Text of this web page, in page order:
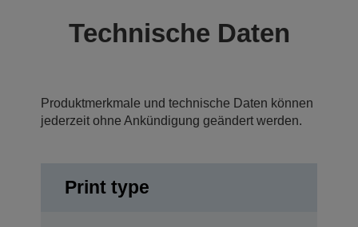
Technische Daten
Produktmerkmale und technische Daten können
jederzeit ohne Ankündigung geändert werden.
Print type